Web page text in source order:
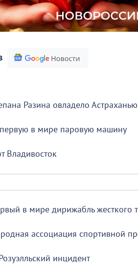
Разина овладело Астраханью
в мире паровую машину
Владивосток
в мире дирижабль жесткого
ассоциация спортивной
инцидент